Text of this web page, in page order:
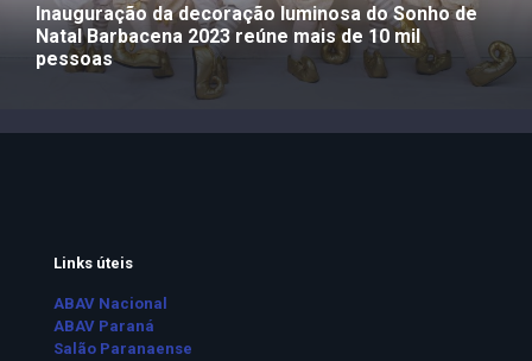
Inauguração da decoração luminosa do Sonho de
Natal Barbacena 2023 reúne mais de 10 mil
pessoas
Links úteis
ABAV Nacional
ABAV Paraná
Salão Paranaense